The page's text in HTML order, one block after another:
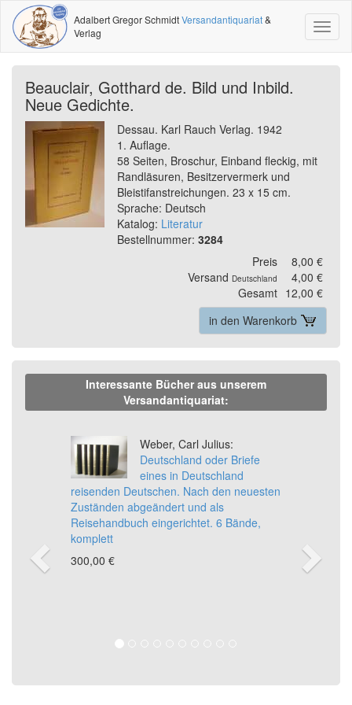
Adalbert Gregor SchmidtVersandantiquariat&
Verlag
Beauclair, Gotthard de. Bild und Inbild.
Neue Gedichte.
Dessau. Karl Rauch Verlag. 1942
1. Auflage.
58 Seiten, Broschur, Einband fleckig, mit
Randläsuren, Besitzervermerk und
Bleistifanstreichungen. 23 x 15 cm.
Sprache: Deutsch
Katalog: Literatur
Bestellnummer: 3284
Preis
8,00 €
Versand Deutschland
4,00 €
Gesamt 12,00 €
in den Warenkorb
Interessante Bücher aus unserem
Versandantiquariat:
Weber, Carl Julius:
Deutschland oder Briefe
eines in Deutschland
reisenden Deutschen. Nach den neuesten
Zuständen abgeändert und als
Reisehandbuch eingerichtet. 6 Bände,
komplett
300,00 €
Previous